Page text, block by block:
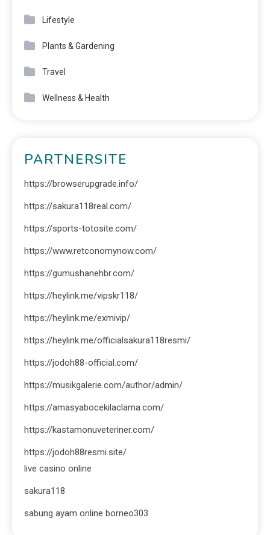
Lifestyle
Plants & Gardening
Travel
Wellness & Health
PARTNERSITE
https://browserupgrade.info/
https://sakura118real.com/
https://sports-totosite.com/
https://www.retconomynow.com/
https://gumushanehbr.com/
https://heylink.me/vipskr118/
https://heylink.me/exmivip/
https://heylink.me/officialsakura118resmi/
https://jodoh88-official.com/
https://musikgalerie.com/author/admin/
https://amasyabocekilaclama.com/
https://kastamonuveteriner.com/
https://jodoh88resmi.site/
live casino online
sakura118
sabung ayam online borneo303